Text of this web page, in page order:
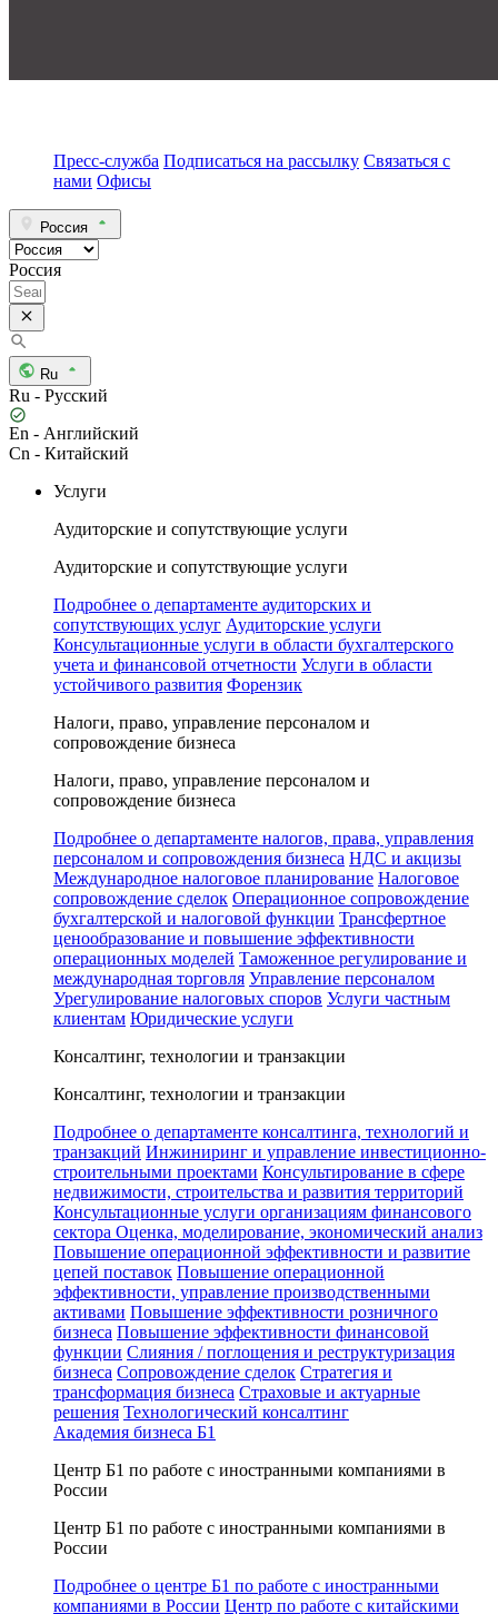
Пресс-служба Подписаться на рассылку Связаться с
нами Офисы
Россия
Россия
Ru
Ru - Русский
En - Английский
Cn - Китайский
Услуги
Аудиторские и сопутствующие услуги
Аудиторские и сопутствующие услуги
Подробнее о департаменте аудиторских и
сопутствующих услуг Аудиторские услуги
Консультационные услуги в области бухгалтерского
учета и финансовой отчетности Услуги в области
устойчивого развития Форензик
Налоги, право, управление персоналом и
сопровождение бизнеса
Налоги, право, управление персоналом и
сопровождение бизнеса
Подробнее о департаменте налогов, права, управления
персоналом и сопровождения бизнеса НДС и акцизы
Международное налоговое планирование Налоговое
сопровождение сделок Операционное сопровождение
бухгалтерской и налоговой функции Трансфертное
ценообразование и повышение эффективности
операционных моделей Таможенное регулирование и
международная торговля Управление персоналом
Урегулирование налоговых споров Услуги частным
клиентам Юридические услуги
Консалтинг, технологии и транзакции
Консалтинг, технологии и транзакции
Подробнее о департаменте консалтинга, технологий и
транзакций Инжиниринг и управление инвестиционно-
строительными проектами Консультирование в сфере
недвижимости, строительства и развития территорий
Консультационные услуги организациям финансового
сектора Оценка, моделирование, экономический анализ
Повышение операционной эффективности и развитие
цепей поставок Повышение операционной
эффективности, управление производственными
активами Повышение эффективности розничного
бизнеса Повышение эффективности финансовой
функции Слияния / поглощения и реструктуризация
бизнеса Сопровождение сделок Стратегия и
трансформация бизнеса Страховые и актуарные
решения Технологический консалтинг
Академия бизнеса Б1
Центр Б1 по работе с иностранными компаниями в
России
Центр Б1 по работе с иностранными компаниями в
России
Подробнее о центре Б1 по работе с иностранными
компаниями в России Центр по работе с китайскими